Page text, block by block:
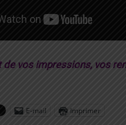
de vos impressions, vos
E-mail Imprimer